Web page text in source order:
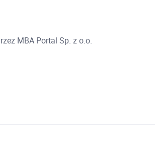
MBA Portal Sp. z o.o.